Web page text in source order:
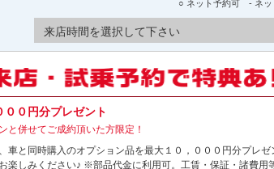
○ ネット予約可 - ネッ
来店時間を選択して下さい
０円分プレゼント
と併せてご成約頂いた方限定！
車と同時購入のオプション品を最大１０，０００円分プレ
楽しみください♪ ※部品代金に利用可。工賃・保証・諸費